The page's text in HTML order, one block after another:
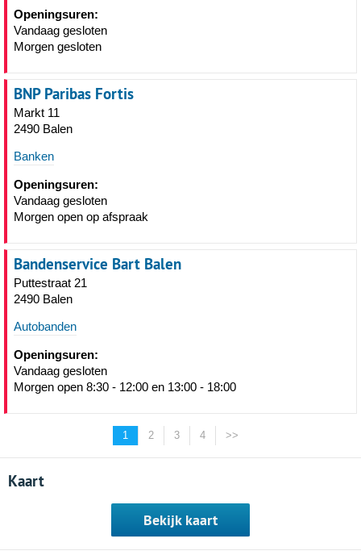
Openingsuren:
Vandaag gesloten
Morgen gesloten
BNP Paribas Fortis
Markt 11
2490 Balen
Banken
Openingsuren:
Vandaag gesloten
Morgen open op afspraak
Bandenservice Bart Balen
Puttestraat 21
2490 Balen
Autobanden
Openingsuren:
Vandaag gesloten
Morgen open 8:30 - 12:00 en 13:00 - 18:00
1 2 3 4 >>
Kaart
Bekijk kaart